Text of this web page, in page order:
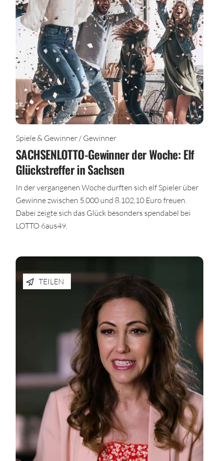
Spiele & Gewinner / Gewinner
SACHSENLOTTO-Gewinner der Woche: Elf
Glückstreffer in Sachsen
In der vergangenen Woche durften sich elf Spieler über
Gewinne zwischen 5.000 und 8.102,10 Euro freuen.
Dabei zeigte sich das Glück besonders spendabel bei
LOTTO 6aus49.
TEILEN